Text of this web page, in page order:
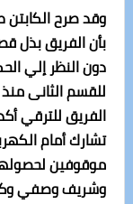
وقد صرح الكابتن
بأن الفريق بذل
دون النظر إلي
للقسم الثانى
الفريق للترقي
وشريف وصفي